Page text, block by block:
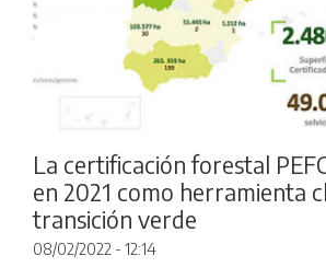
La certificación forestal
en 2021 como herramienta
transición verde
08/02/2022 - 12:14